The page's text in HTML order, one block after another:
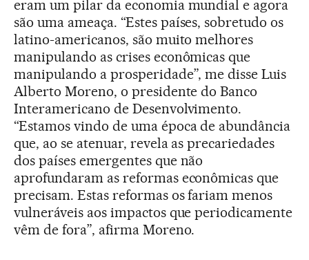
eram um pilar da economia mundial e agora
são uma ameaça. “Estes países, sobretudo os
latino-americanos, são muito melhores
manipulando as crises econômicas que
manipulando a prosperidade”, me disse Luis
Alberto Moreno, o presidente do Banco
Interamericano de Desenvolvimento.
“Estamos vindo de uma época de abundância
que, ao se atenuar, revela as precariedades
dos países emergentes que não
aprofundaram as reformas econômicas que
precisam. Estas reformas os fariam menos
vulneráveis aos impactos que periodicamente
vêm de fora”, afirma Moreno.